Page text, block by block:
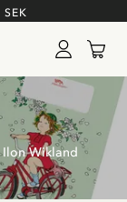
Wikland